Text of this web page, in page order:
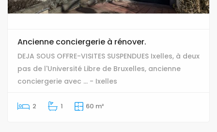
Ancienne conciergerie à rénover.
DEJA SOUS OFFRE-VISITES SUSPENDUES Ixelles, à deux
pas de l'Université Libre de Bruxelles, ancienne
conciergerie avec ... - Ixelles
2 1 60 m²